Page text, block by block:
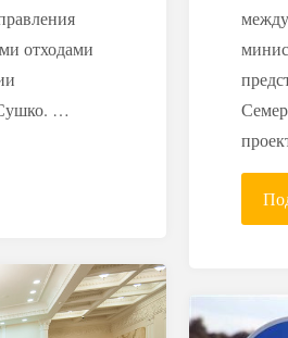
отходами
…